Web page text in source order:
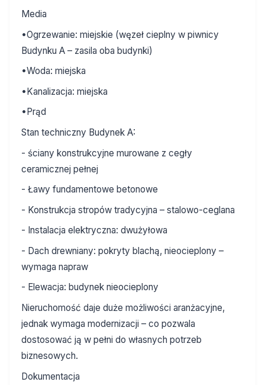
Media
•Ogrzewanie: miejskie (węzeł cieplny w piwnicy
Budynku A – zasila oba budynki)
•Woda: miejska
•Kanalizacja: miejska
•Prąd
Stan techniczny Budynek A:
- ściany konstrukcyjne murowane z cegły
ceramicznej pełnej
- Ławy fundamentowe betonowe
- Konstrukcja stropów tradycyjna – stalowo-ceglana
- Instalacja elektryczna: dwużyłowa
- Dach drewniany: pokryty blachą, nieocieplony –
wymaga napraw
- Elewacja: budynek nieocieplony
Nieruchomość daje duże możliwości aranżacyjne,
jednak wymaga modernizacji – co pozwala
dostosować ją w pełni do własnych potrzeb
biznesowych.
Dokumentacja